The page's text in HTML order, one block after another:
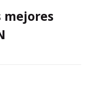
mejores